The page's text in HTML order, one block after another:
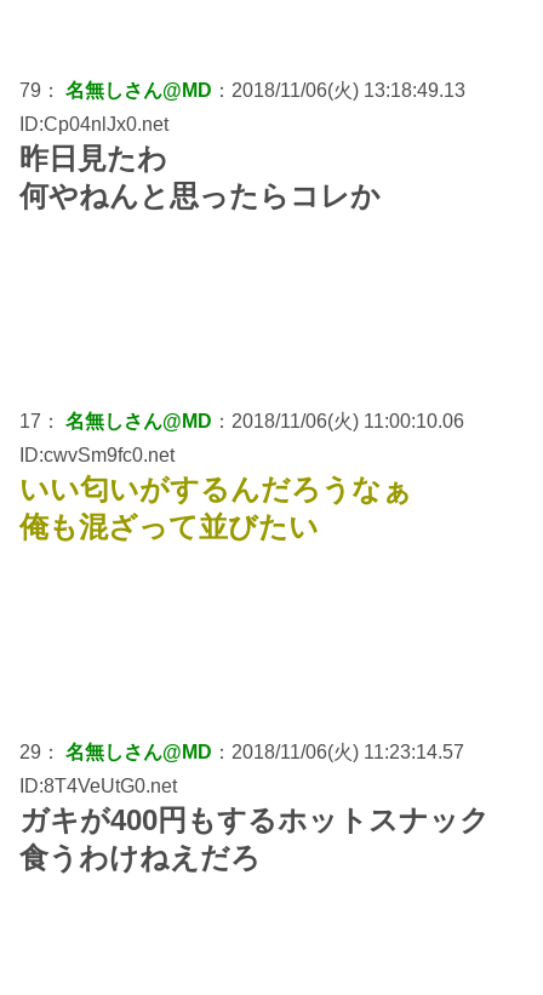
79： 名無しさん@MD ：2018/11/06(火) 13:18:49.13
ID:Cp04nlJx0.net
昨日見たわ
何やねんと思ったらコレか
17： 名無しさん@MD ：2018/11/06(火) 11:00:10.06
ID:cwvSm9fc0.net
いい匂いがするんだろうなぁ
俺も混ざって並びたい
29： 名無しさん@MD ：2018/11/06(火) 11:23:14.57
ID:8T4VeUtG0.net
ガキが400円もするホットスナック
食うわけねえだろ